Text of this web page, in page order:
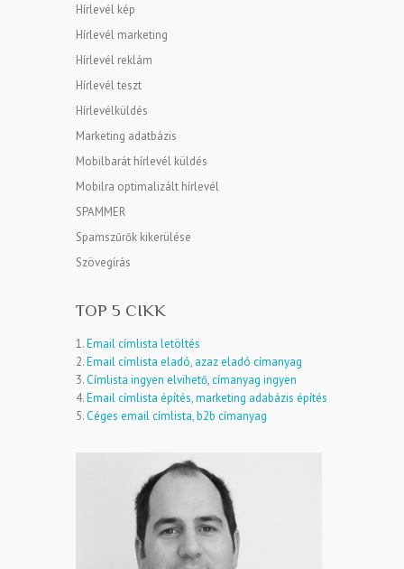
Hírlevél kép
Hírlevél marketing
Hírlevél reklám
Hírlevél teszt
Hírlevélküldés
Marketing adatbázis
Mobilbarát hírlevél küldés
Mobilra optimalizált hírlevél
SPAMMER
Spamszűrők kikerülése
Szövegírás
TOP 5 CIKK
1.Email címlista letöltés
2.Email címlista eladó, azaz eladó címanyag
3.Címlista ingyen elvihető, címanyag ingyen
4.Email címlista építés, marketing adabázis építés
5.Céges email címlista, b2b címanyag